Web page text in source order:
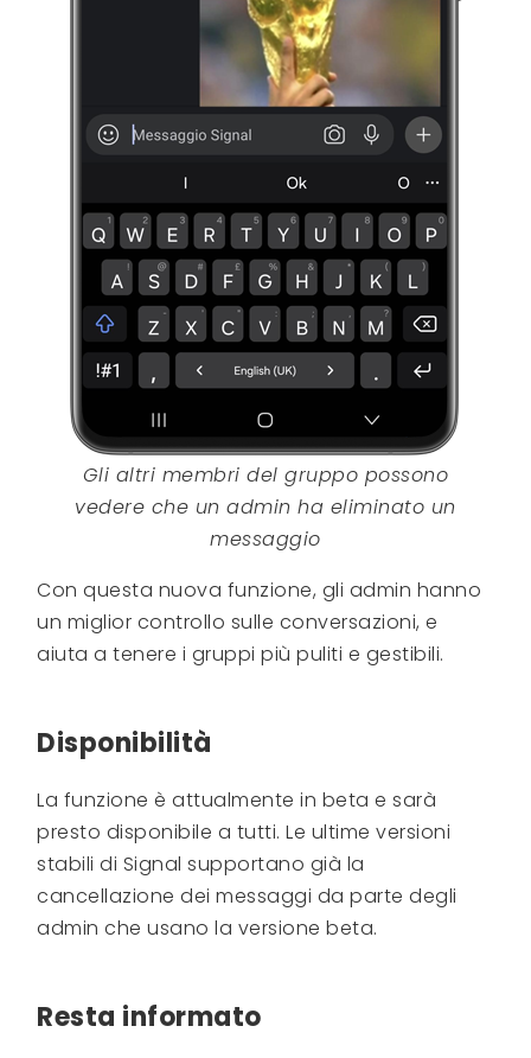
Gli altri membri del gruppo possono
vedere che un admin ha eliminato un
messaggio
Con questa nuova funzione, gli admin hanno
un miglior controllo sulle conversazioni, e
aiuta a tenere i gruppi più puliti e gestibili.
Disponibilità
La funzione è attualmente in beta e sarà
presto disponibile a tutti. Le ultime versioni
stabili di Signal supportano già la
cancellazione dei messaggi da parte degli
admin che usano la versione beta.
Resta informato